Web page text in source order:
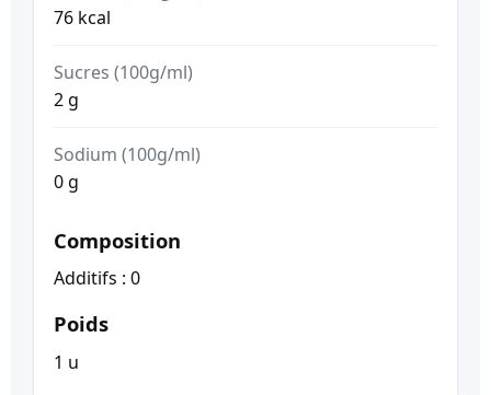
76 kcal
Sucres (100g/ml)
2 g
Sodium (100g/ml)
0 g
Composition
Additifs : 0
Poids
1 u